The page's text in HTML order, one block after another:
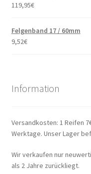
119,95€
Felgenband 17 / 60mm
9,52€
Information
Versandkosten: 1 Reifen
Werktage. Unser Lager
Wir verkaufen nur
als 2 Jahre zurückliegt.